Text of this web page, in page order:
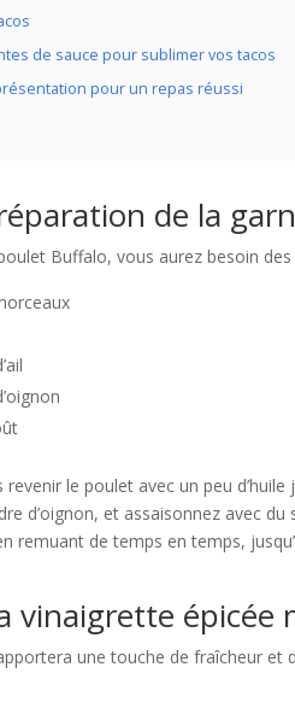
de sauce pour sublimer vos tacos
pour un repas réussi
de la
Buffalo, vous aurez besoin
le poulet avec un peu
d’oignon, et assaisonnez avec
remuant de temps en temps,
vinaigrette épicée
une touche de fraîcheur et